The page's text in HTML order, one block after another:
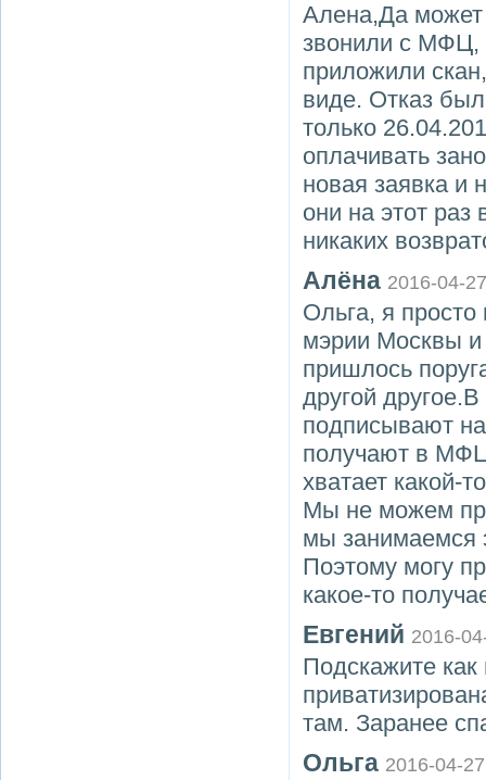
Алена,Да может
звонили с МФЦ,
приложили
виде. Отказ
только
оплачивать
новая заявка и
они на этот
никаких
Алёна 2016-04-27
Ольга, я
мэрии Москвы и
пришлось
другой
подписывают
получают в
хватает какой-
Мы не можем
мы занимаемся
Поэтому могу
какое-то
Евгений 2016-
Подскажите
там. Заранее
Ольга 2016-04-27